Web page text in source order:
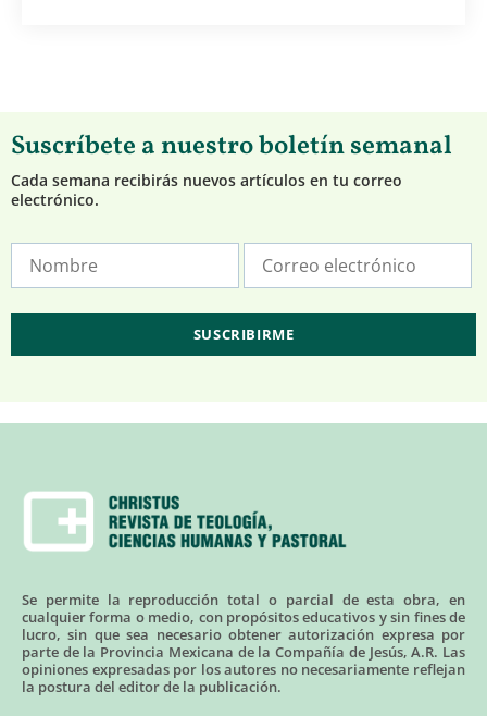
Suscríbete a nuestro boletín semanal
Cada semana recibirás nuevos artículos en tu correo
electrónico.
Se permite la reproducción total o parcial de esta obra, en
cualquier forma o medio, con propósitos educativos y sin fines de
lucro, sin que sea necesario obtener autorización expresa por
parte de la Provincia Mexicana de la Compañía de Jesús, A.R. Las
opiniones expresadas por los autores no necesariamente reflejan
la postura del editor de la publicación.